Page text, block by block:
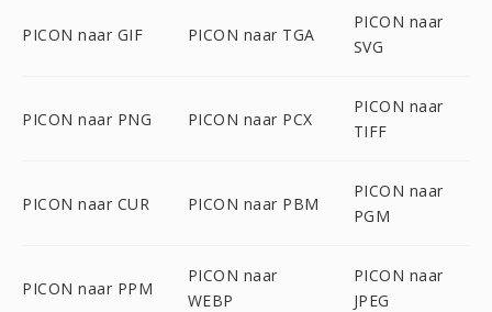
PICON naar GIF PICON naar TGA
PICON naar
SVG
PICON naar PNG PICON naar PCX
PICON naar
TIFF
PICON naar CUR PICON naar PBM
PICON naar
PGM
PICON naar PPM
PICON naar
WEBP
PICON naar
JPEG